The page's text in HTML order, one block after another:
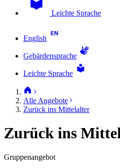
Leichte Sprache
English
Gebärdensprache
Leichte Sprache
Alle Angebote
Zurück ins Mittelalter
Zurück ins
Gruppenangebot